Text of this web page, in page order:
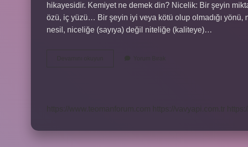
hikayesidir. Kemiyet ne demek din? Nicelik: Bir şeyin
özü, iç yüzü… Bir şeyin iyi veya kötü olup olmadığı
nesil, niceliğe (sayıya) değil niteliğe (kaliteye)…